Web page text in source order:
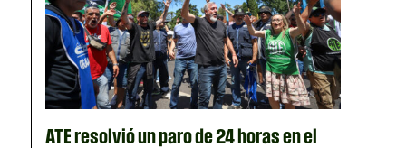
ATE resolvió un paro de 24 horas en el